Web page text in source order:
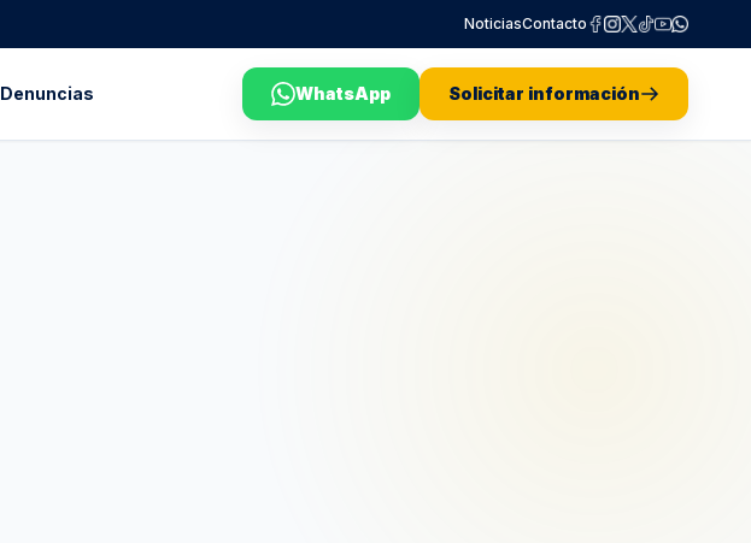
NoticiasContacto
Denuncias WhatsApp Solicitar información